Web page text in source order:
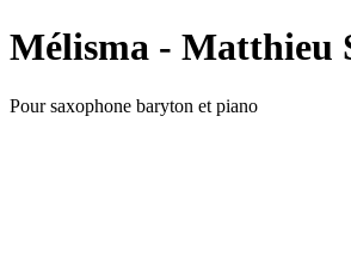
Mélisma - Matthieu
Pour saxophone baryton et piano